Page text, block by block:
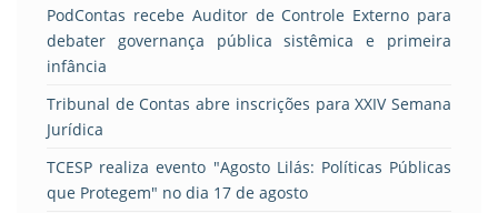
PodContas recebe Auditor de Controle Externo para
debater governança pública sistêmica e primeira
infância
Tribunal de Contas abre inscrições para XXIV Semana
Jurídica
TCESP realiza evento "Agosto Lilás: Políticas Públicas
que Protegem" no dia 17 de agosto